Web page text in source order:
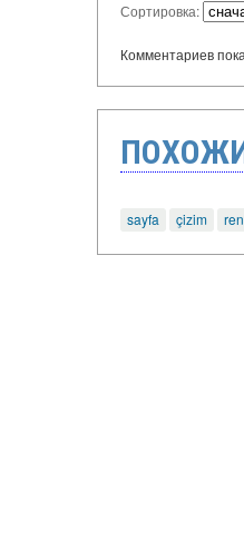
Сортировка:
Комментариев
sayfa çizim